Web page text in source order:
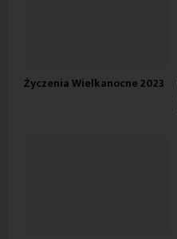
Życzenia Wielkanocne 2023